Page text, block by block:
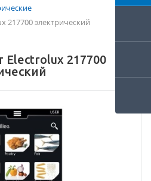
217700 электрический
Electrolux 217700